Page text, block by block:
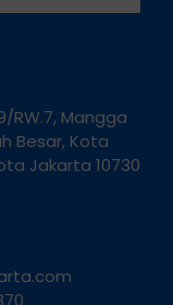
RW.7, Mangga
Besar, Kota
Jakarta 10730